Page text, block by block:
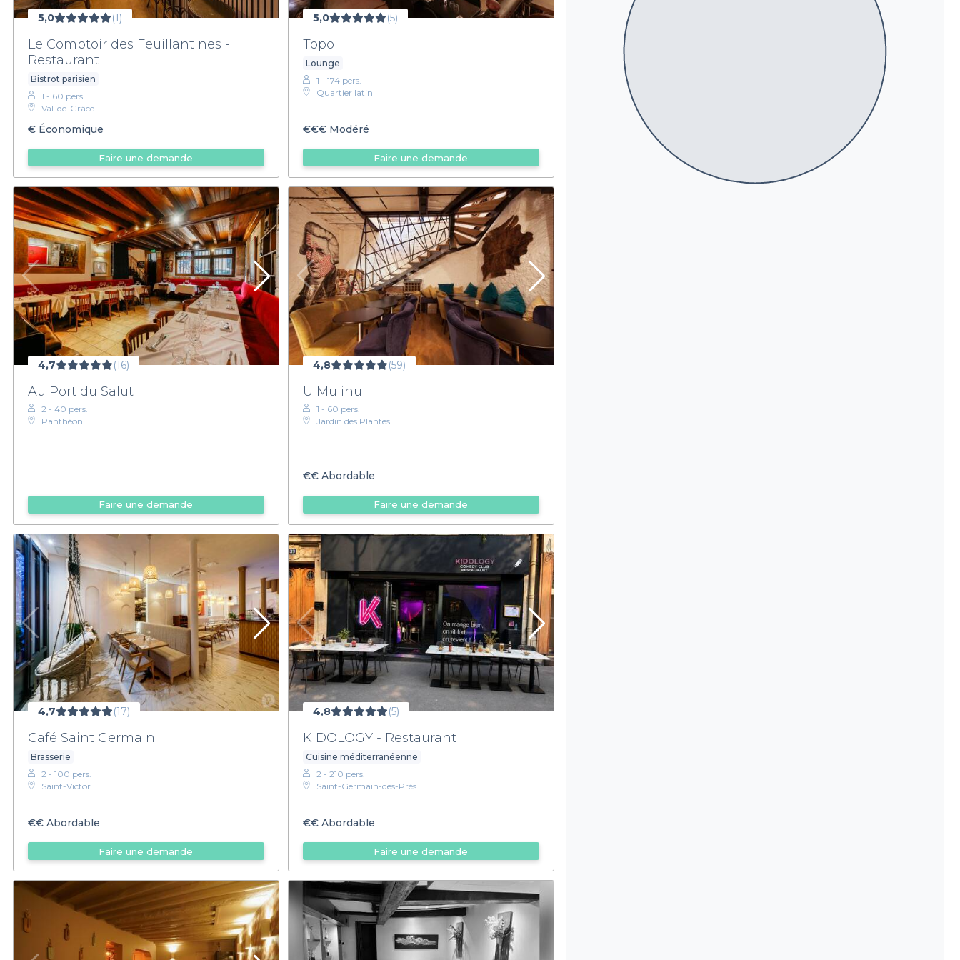
5,0 (1)
Le Comptoir des Feuillantines -
Restaurant
Bistrot parisien
1 - 60 pers.
Val-de-Grâce
€ Économique
Faire une demande
5,0 (5)
Topo
Lounge
1 - 174 pers.
Quartier latin
€€€Modéré
Faire une demande
4,7 (16)
Au Port du Salut
2 - 40 pers.
Panthéon
Faire une demande
4,8 (59)
U Mulinu
1 - 60 pers.
Jardin des Plantes
€€Abordable
Faire une demande
4,7 (17)
Café Saint Germain
Brasserie
2 - 100 pers.
Saint-Victor
€€ Abordable
Faire une demande
4,8 (5)
KIDOLOGY - Restaurant
Cuisine méditerranéenne
2 - 210 pers.
Saint-Germain-des-Prés
€€Abordable
Faire une demande